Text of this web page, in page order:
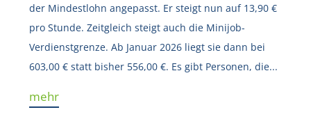
der Mindestlohn angepasst. Er steigt nun auf 13,90 €
pro Stunde. Zeitgleich steigt auch die Minijob-
Verdienstgrenze. Ab Januar 2026 liegt sie dann bei
603,00 € statt bisher 556,00 €. Es gibt Personen, die...
mehr